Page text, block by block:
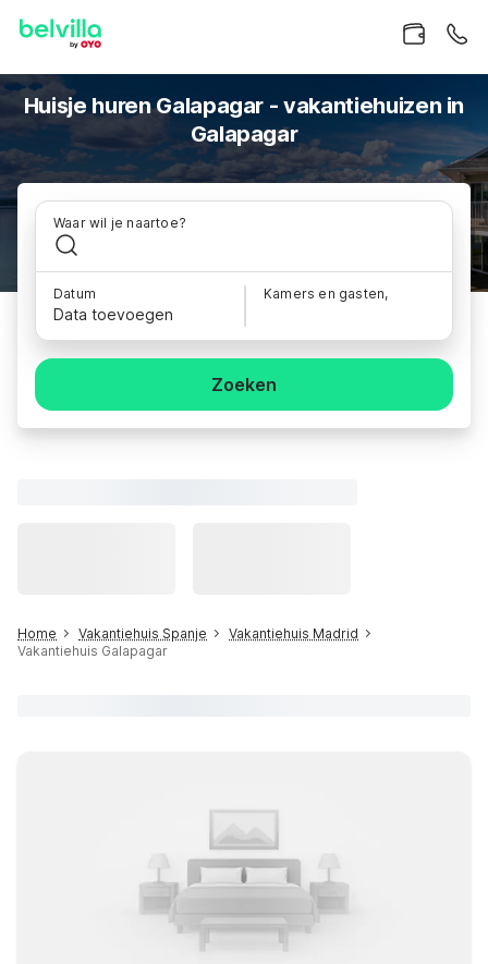
Huisje huren Galapagar - vakantiehuizen in
Galapagar
Waar wil je naartoe?
Datum
Data toevoegen
Kamers en gasten,
Zoeken
Home Vakantiehuis Spanje
Vakantiehuis Madrid
Vakantiehuis Galapagar